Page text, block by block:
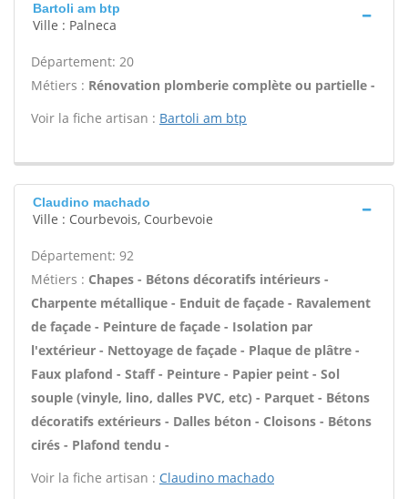
Bartoli am btp
Ville : Palneca
Département: 20
Métiers : Rénovation plomberie complète ou partielle -
Voir la fiche artisan : Bartoli am btp
Claudino machado
Ville : Courbevois, Courbevoie
Département: 92
Métiers : Chapes - Bétons décoratifs intérieurs -
Charpente métallique - Enduit de façade - Ravalement
de façade - Peinture de façade - Isolation par
l'extérieur - Nettoyage de façade - Plaque de plâtre -
Faux plafond - Staff - Peinture - Papier peint - Sol
souple (vinyle, lino, dalles PVC, etc) - Parquet - Bétons
décoratifs extérieurs - Dalles béton - Cloisons - Bétons
cirés - Plafond tendu -
Voir la fiche artisan : Claudino machado